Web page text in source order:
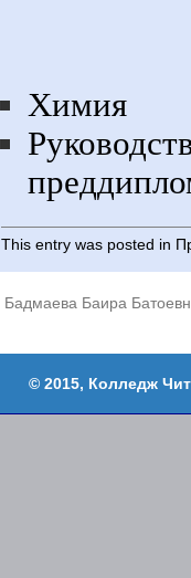
Химия
This entry was posted in
Бадмаева Баира
Колледж